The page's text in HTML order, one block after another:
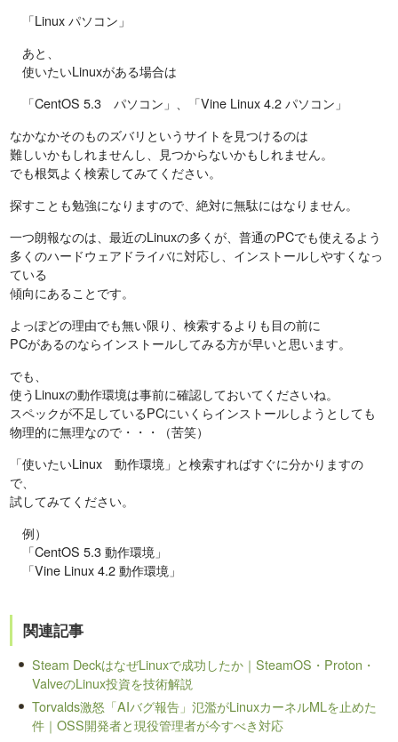
「Linux パソコン」
あと、
使いたいLinuxがある場合は
「CentOS 5.3 パソコン」、「Vine Linux 4.2 パソコン」
なかなかそのものズバリというサイトを見つけるのは
難しいかもしれませんし、見つからないかもしれません。
でも根気よく検索してみてください。
探すことも勉強になりますので、絶対に無駄にはなりません。
一つ朗報なのは、最近のLinuxの多くが、普通のPCでも使えるよう
多くのハードウェアドライバに対応し、インストールしやすくなっ
ている
傾向にあることです。
よっぽどの理由でも無い限り、検索するよりも目の前に
PCがあるのならインストールしてみる方が早いと思います。
でも、
使うLinuxの動作環境は事前に確認しておいてくださいね。
スペックが不足しているPCにいくらインストールしようとしても
物理的に無理なので・・・（苦笑）
「使いたいLinux 動作環境」と検索すればすぐに分かりますの
で、
試してみてください。
例）
「CentOS 5.3 動作環境」
「Vine Linux 4.2 動作環境」
関連記事
Steam DeckはなぜLinuxで成功したか｜SteamOS・Proton・
ValveのLinux投資を技術解説
Torvalds激怒「AIバグ報告」氾濫がLinuxカーネルMLを止めた
件｜OSS開発者と現役管理者が今すべき対応